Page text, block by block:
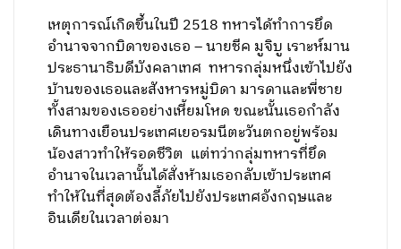
เหตุการณ์เกิดขึ้นในปี 2518 ทหารได้ทำการยึด
อำนาจจากบิดาของเธอ – นายชีค มูจิบู เราะห์มาน
ประธานาธิบดีบังคลาเทศ ทหารกลุ่มหนึ่งเข้าไปยัง
บ้านของเธอและสังหารหมู่บิดา มารดาและพี่ชาย
ทั้งสามของเธออย่างเหี้ยมโหด ขณะนั้นเธอกำลัง
เดินทางเยือนประเทศเยอรมนีตะวันตกอยู่พร้อม
น้องสาวทำให้รอดชีวิต แต่ทว่ากลุ่มทหารที่ยึด
อำนาจในเวลานั้นได้สั่งห้ามเธอกลับเข้าประเทศ
ทำให้ในที่สุดต้องลี้ภัยไปยังประเทศอังกฤษและ
อินเดียในเวลาต่อมา